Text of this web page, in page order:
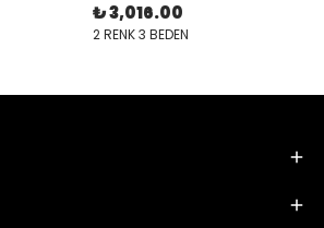
₺ 3,016.00
2 RENK 3 BEDEN